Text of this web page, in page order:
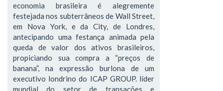
economia brasileira é alegremente
festejada nos subterrâneos de Wall Street,
em Nova York, e da City, de Londres,
antecipando uma festança animada pela
queda de valor dos ativos brasileiros,
propiciando sua compra a “preços de
banana”, na expressão burlona de um
executivo londrino do ICAP GROUP. líder
mundial do setor de transações e